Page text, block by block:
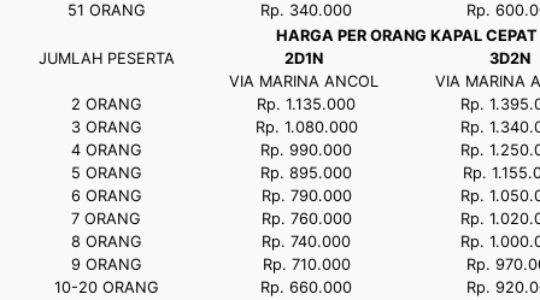
51 ORANG
Rp. 340.000 Rp.
JUMLAH PESERTA
HARGA PER ORANG KAPAL CEPAT
2D1N
3D2N
VIA MARINA ANCOL
VIA MARINA
2 ORANG
Rp. 1.135.000
Rp.
3 ORANG
Rp. 1.080.000
Rp.
4 ORANG
Rp. 990.000
Rp.
5 ORANG
Rp. 895.000
Rp.
6 ORANG
Rp. 790.000
Rp.
7 ORANG
Rp. 760.000
Rp.
8 ORANG
Rp. 740.000
Rp.
9 ORANG
Rp. 710.000
Rp.
10-20 ORANG
Rp. 660.000
Rp.